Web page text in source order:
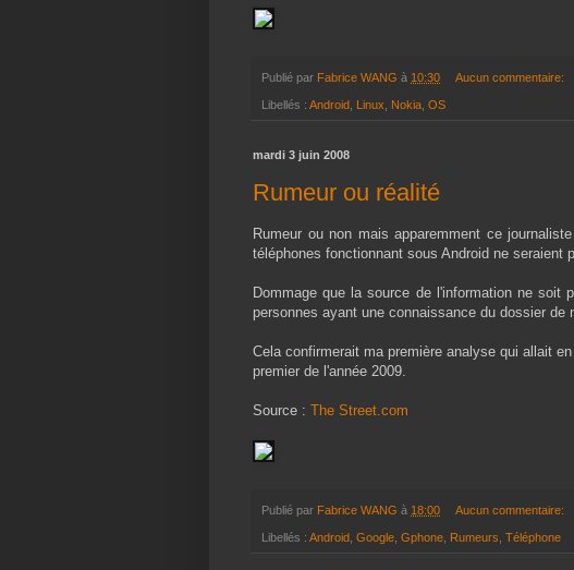
Publié par Fabrice WANG à 10:30 Aucun commentaire:
Libellés : Android Linux Nokia OS
mardi 3 juin 2008
Rumeur ou réalité
Rumeur ou non mais apparemment ce
téléphones fonctionnant sous Android ne seraient
Dommage que la source de l'information ne soit
personnes ayant une connaissance du dossier de
Cela confirmerait ma première analyse qui allait
premier de l'année 2009.
Source : The Street.com
Publié par Fabrice WANG à 18:00 Aucun commentaire:
Libellés : Android Google Gphone Rumeurs Téléphone